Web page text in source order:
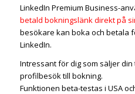
LinkedIn Premium Business-
betald bokningslänk direkt på
besökare kan boka och betala
LinkedIn.
Intressant för dig som säljer
profilbesök till bokning.
Funktionen beta-testas i USA